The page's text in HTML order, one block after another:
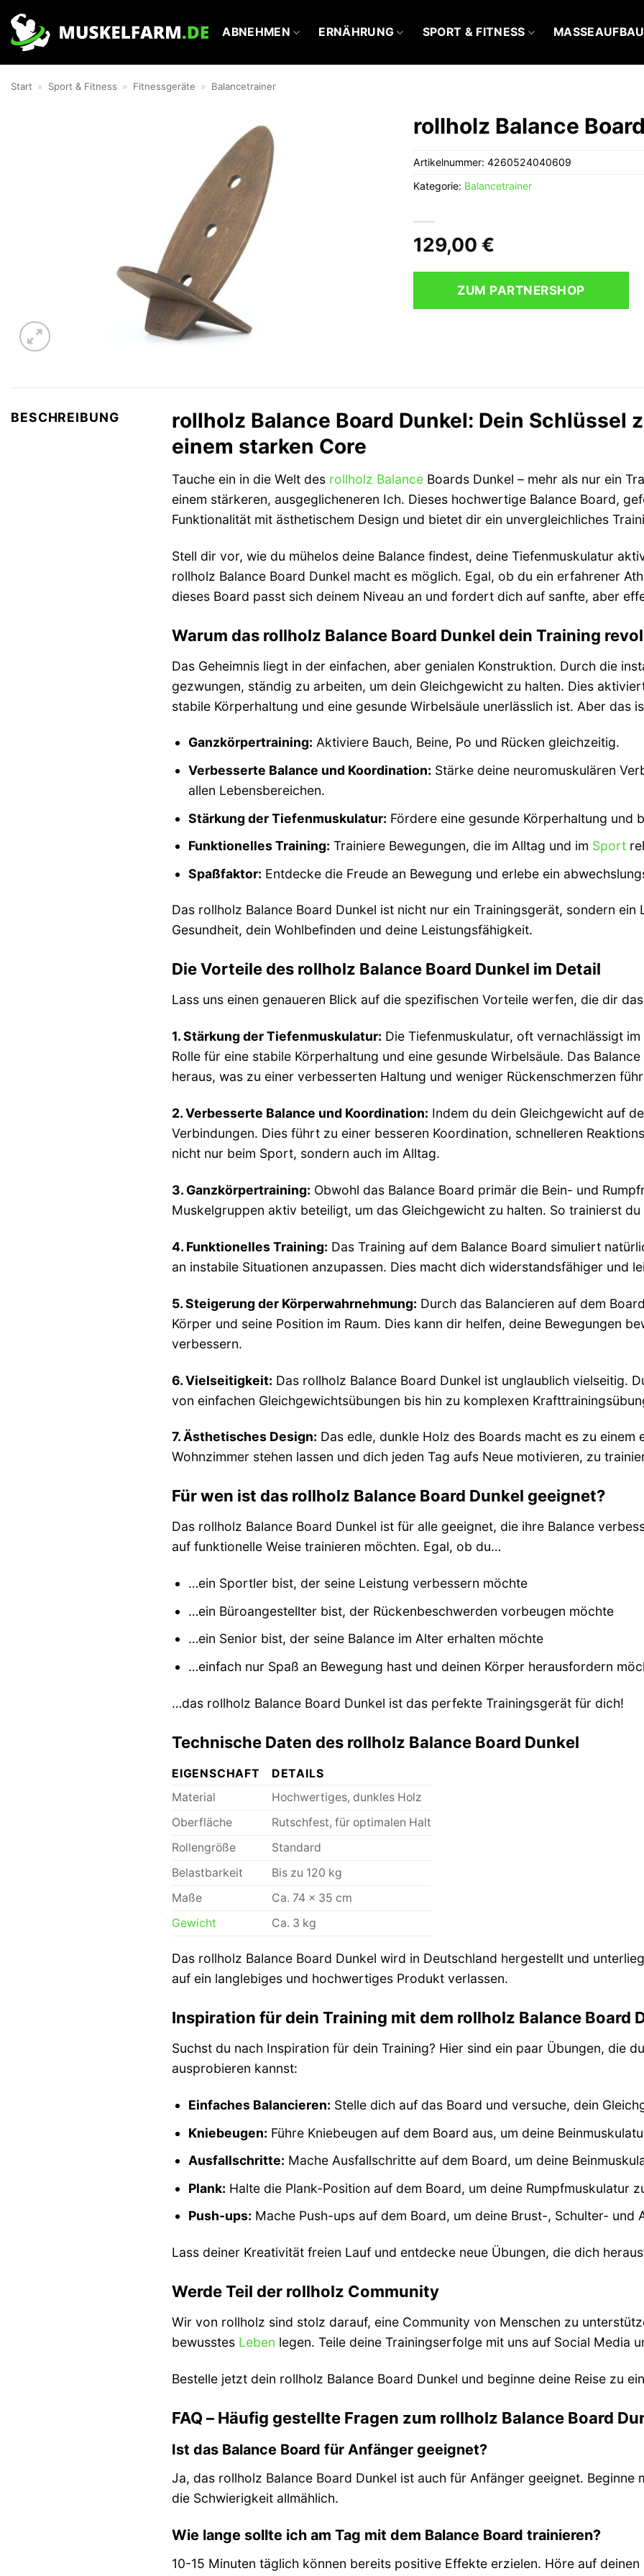
Inhalt
springen
ABNEHMEN ERNÄHRUNG SPORT & FITNESS MASSEAUFBAU
Start » Sport & Fitness » Fitnessgeräte » Balancetrainer
rollholz Balance
129,00 €
ZUM PARTNERSHOP
Artikelnummer: 4260524040609
Kategorie: Balancetrainer
BESCHREIBUNG
rollholz Balance Board Dunkel: Dein Schlüssel
einem starken Core
Tauche ein in die Welt des rollholz Balance Boards Dunkel – mehr als nur ein
einem stärkeren, ausgeglicheneren Ich. Dieses hochwertige Balance Board,
Funktionalität mit ästhetischem Design und bietet dir ein unvergleichliches
Stell dir vor, wie du mühelos deine Balance findest, deine Tiefenmuskulatur
rollholz Balance Board Dunkel macht es möglich. Egal, ob du ein erfahrener
dieses Board passt sich deinem Niveau an und fordert dich auf sanfte, aber
Warum das rollholz Balance Board Dunkel dein Training
Das Geheimnis liegt in der einfachen, aber genialen Konstruktion. Durch die
gezwungen, ständig zu arbeiten, um dein Gleichgewicht zu halten. Dies
stabile Körperhaltung und eine gesunde Wirbelsäule unerlässlich ist. Aber das
Ganzkörpertraining: Aktiviere Bauch, Beine, Po und Rücken gleichzeitig.
Verbesserte Balance und Koordination: Stärke deine neuromuskulären
allen Lebensbereichen.
Stärkung der Tiefenmuskulatur: Fördere eine gesunde Körperhaltung und
Funktionelles Training: Trainiere Bewegungen, die im Alltag und im Sport
Spaßfaktor: Entdecke die Freude an Bewegung und erlebe ein
Das rollholz Balance Board Dunkel ist nicht nur ein Trainingsgerät, sondern
Gesundheit, dein Wohlbefinden und deine Leistungsfähigkeit.
Die Vorteile des rollholz Balance Board Dunkel im Detail
Lass uns einen genaueren Blick auf die spezifischen Vorteile werfen, die dir
1. Stärkung der Tiefenmuskulatur: Die Tiefenmuskulatur, oft vernachlässigt
Rolle für eine stabile Körperhaltung und eine gesunde Wirbelsäule. Das
heraus, was zu einer verbesserten Haltung und weniger Rückenschmerzen
2. Verbesserte Balance und Koordination: Indem du dein Gleichgewicht auf
Verbindungen. Dies führt zu einer besseren Koordination, schnelleren
nicht nur beim Sport, sondern auch im Alltag.
3. Ganzkörpertraining: Obwohl das Balance Board primär die Bein- und
Muskelgruppen aktiv beteiligt, um das Gleichgewicht zu halten. So trainierst
4. Funktionelles Training: Das Training auf dem Balance Board simuliert
an instabile Situationen anzupassen. Dies macht dich widerstandsfähiger und
5. Steigerung der Körperwahrnehmung: Durch das Balancieren auf dem
Körper und seine Position im Raum. Dies kann dir helfen, deine Bewegungen
verbessern.
6. Vielseitigkeit: Das rollholz Balance Board Dunkel ist unglaublich vielseitig.
von einfachen Gleichgewichtsübungen bis hin zu komplexen
7. Ästhetisches Design: Das edle, dunkle Holz des Boards macht es zu
Wohnzimmer stehen lassen und dich jeden Tag aufs Neue motivieren, zu
Für wen ist das rollholz Balance Board Dunkel geeignet?
Das rollholz Balance Board Dunkel ist für alle geeignet, die ihre Balance
auf funktionelle Weise trainieren möchten. Egal, ob du…
…ein Sportler bist, der seine Leistung verbessern möchte
…ein Büroangestellter bist, der Rückenbeschwerden vorbeugen möchte
…ein Senior bist, der seine Balance im Alter erhalten möchte
…einfach nur Spaß an Bewegung hast und deinen Körper herausfordern
…das rollholz Balance Board Dunkel ist das perfekte Trainingsgerät für dich!
Technische Daten des rollholz Balance Board Dunkel
EIGENSCHAFT
DETAILS
Material
Hochwertiges, dunkles Holz
Oberfläche
Rutschfest, für optimalen Halt
Rollengröße
Standard
Belastbarkeit
Bis zu 120 kg
Maße
Ca. 74 x 35 cm
Gewicht
Ca. 3 kg
Das rollholz Balance Board Dunkel wird in Deutschland hergestellt und
auf ein langlebiges und hochwertiges Produkt verlassen.
Inspiration für dein Training mit dem rollholz Balance Board
Suchst du nach Inspiration für dein Training? Hier sind ein paar Übungen, die
ausprobieren kannst:
Einfaches Balancieren: Stelle dich auf das Board und versuche, dein
Kniebeugen: Führe Kniebeugen auf dem Board aus, um deine
Ausfallschritte: Mache Ausfallschritte auf dem Board, um deine
Plank: Halte die Plank-Position auf dem Board, um deine Rumpfmuskulatur
Push-ups: Mache Push-ups auf dem Board, um deine Brust-, Schulter- und
Lass deiner Kreativität freien Lauf und entdecke neue Übungen, die dich
Werde Teil der rollholz Community
Wir von rollholz sind stolz darauf, eine Community von Menschen zu
bewusstes Leben legen. Teile deine Trainingserfolge mit uns auf Social Media
Bestelle jetzt dein rollholz Balance Board Dunkel und beginne deine Reise zu
FAQ – Häufig gestellte Fragen zum rollholz Balance Board
Ist das Balance Board für Anfänger geeignet?
Ja, das rollholz Balance Board Dunkel ist auch für Anfänger geeignet.
die Schwierigkeit allmählich.
Wie lange sollte ich am Tag mit dem Balance Board trainieren?
10-15 Minuten täglich können bereits positive Effekte erzielen. Höre auf